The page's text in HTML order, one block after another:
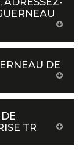
DE
TR